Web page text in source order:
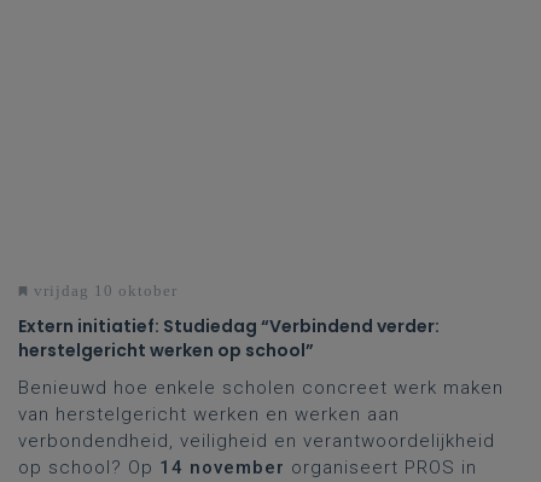
vrijdag 10 oktober
Extern initiatief: Studiedag “Verbindend verder:
herstelgericht werken op school”
Benieuwd hoe enkele scholen concreet werk maken
van herstelgericht werken en werken aan
verbondendheid, veiligheid en verantwoordelijkheid
op school? Op 14 november organiseert PROS in